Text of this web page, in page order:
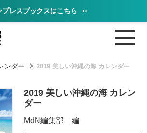
プレスブックスはこちら ››
ンダー 2019 美しい沖縄の海 カレンダー
2019 美しい沖縄の海 カレン
ダー
MdN編集部 編